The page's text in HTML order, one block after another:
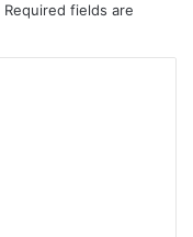
Required fields are